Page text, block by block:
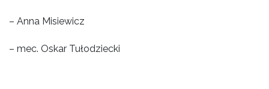
– Anna Misiewicz
– mec. Oskar Tułodziecki